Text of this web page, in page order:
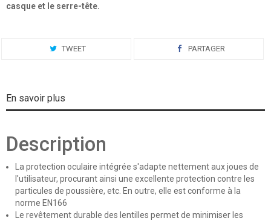
casque et le serre-tête.
TWEET PARTAGER
En savoir plus
Description
La protection oculaire intégrée s'adapte nettement aux joues de
l'utilisateur, procurant ainsi une excellente protection contre les
particules de poussière, etc. En outre, elle est conforme à la
norme EN166
Le revêtement durable des lentilles permet de minimiser les